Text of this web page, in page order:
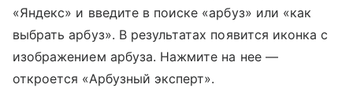
«Яндекс» и введите в поиске «арбуз» или «как
выбрать арбуз». В результатах появится иконка с
изображением арбуза. Нажмите на нее —
откроется «Арбузный эксперт».